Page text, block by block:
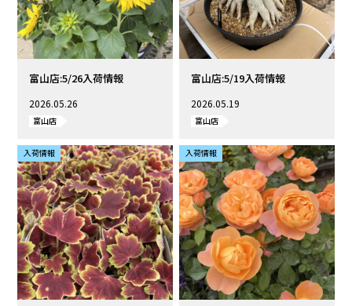
富山店:5/26入荷情報
2026.05.26
富山店
富山店:5/19入荷情報
2026.05.19
富山店
入荷情報 入荷情報